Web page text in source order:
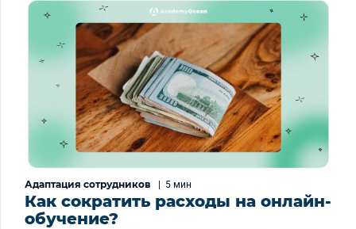
Адаптация сотрудников 5 мин
Как сократить расходы на онлайн-
обучение?